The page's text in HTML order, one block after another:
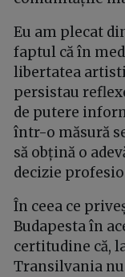
Eu am plecat
faptul că în
libertatea
persistau
de putere
într-o măsură
să obțină o
decizie
În ceea ce
Budapesta în
certitudine că,
Transilvania